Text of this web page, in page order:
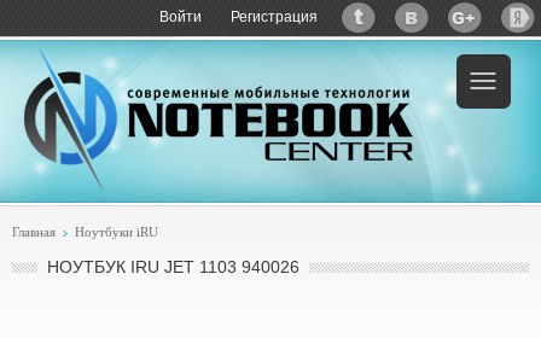
Войти Регистрация
Пример:купить iRU Jet 1103 940026
Главная Ноутбуки iRU
НОУТБУК IRU JET 1103 940026